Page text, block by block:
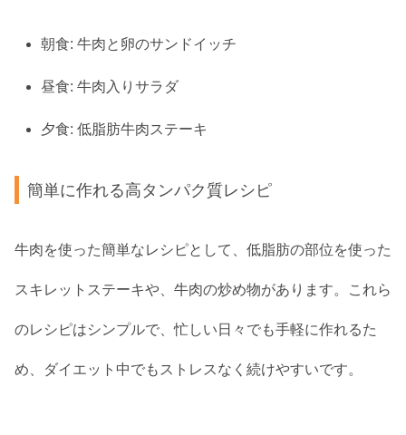
朝食: 牛肉と卵のサンドイッチ
昼食: 牛肉入りサラダ
夕食: 低脂肪牛肉ステーキ
簡単に作れる高タンパク質レシピ
牛肉を使った簡単なレシピとして、低脂肪の部位を使った
スキレットステーキや、牛肉の炒め物があります。これら
のレシピはシンプルで、忙しい日々でも手軽に作れるた
め、ダイエット中でもストレスなく続けやすいです。